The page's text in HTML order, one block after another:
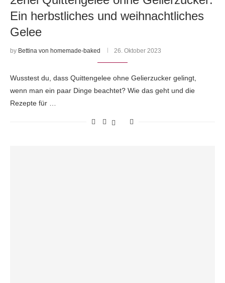
Ein herbstliches und weihnachtliches
Gelee
by Bettina von homemade-baked 26. Oktober 2023
Wusstest du, dass Quittengelee ohne Gelierzucker gelingt,
wenn man ein paar Dinge beachtet? Wie das geht und die
Rezepte für …